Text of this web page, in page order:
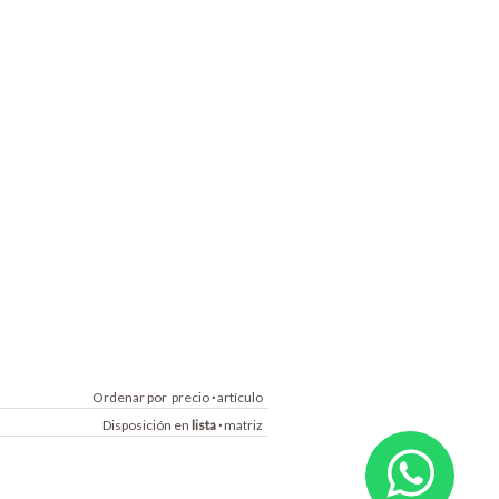
Ordenar por precio·artículo
Disposición en lista·matriz